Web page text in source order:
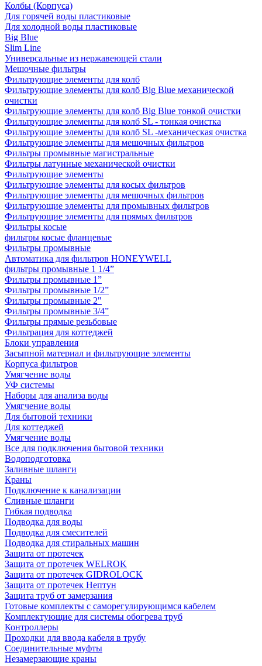
Колбы (Корпуса)
Для горячей воды пластиковые
Для холодной воды пластиковые
Big Blue
Slim Line
Универсальные из нержавеющей стали
Мешочные фильтры
Фильтрующие элементы для колб
Фильтрующие элементы для колб Big Blue механической
очистки
Фильтрующие элементы для колб Big Blue тонкой очистки
Фильтрующие элементы для колб SL - тонкая очистка
Фильтрующие элементы для колб SL -механическая очистка
Фильтрующие элементы для мешочных фильтров
Фильтры промывные магистральные
Фильтры латунные механической очистки
Фильтрующие элементы
Фильтрующие элементы для косых фильтров
Фильтрующие элементы для мешочных фильтров
Фильтрующие элементы для промывных фильтров
Фильтрующие элементы для прямых фильтров
Фильтры косые
фильтры косые фланцевые
Фильтры промывные
Автоматика для фильтров HONEYWELL
фильтры промывные 1 1/4”
Фильтры промывные 1”
Фильтры промывные 1/2”
Фильтры промывные 2"
Фильтры промывные 3/4”
Фильтры прямые резьбовые
Фильтрация для коттеджей
Блоки управления
Засыпной материал и фильтрующие элементы
Корпуса фильтров
Умягчение воды
УФ системы
Наборы для анализа воды
Умягчение воды
Для бытовой техники
Для коттеджей
Умягчение воды
Все для подключения бытовой техники
Водоподготовка
Заливные шланги
Краны
Подключение к канализации
Сливные шланги
Гибкая подводка
Подводка для воды
Подводка для смесителей
Подводка для стиральных машин
Защита от протечек
Защита от протечек WELROK
Защита от протечек GIDROLOCK
Защита от протечек Нептун
Защита труб от замерзания
Готовые комплекты с саморегулирующимся кабелем
Комплектующие для системы обогрева труб
Контроллеры
Проходки для ввода кабеля в трубу
Соединительные муфты
Незамерзающие краны